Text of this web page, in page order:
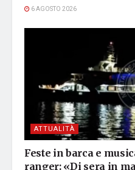
6 AGOSTO 2026
ATTUALITÀ
Feste in barca e
ranger: «Di sera in